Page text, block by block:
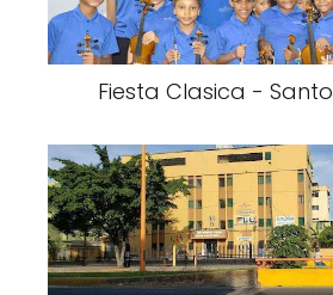
Fiesta Clasica -